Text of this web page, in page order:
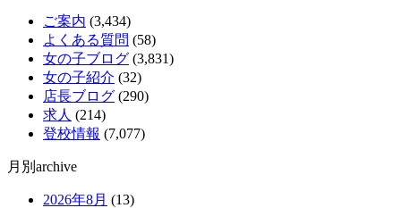
ご案内 (3,434)
よくある質問 (58)
女の子ブログ (3,831)
女の子紹介 (32)
店長ブログ (290)
求人 (214)
登校情報 (7,077)
月別archive
2026年8月 (13)